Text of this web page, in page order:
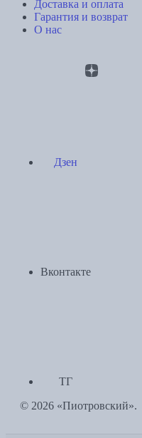
Доставка и оплата
Гарантия и возврат
О нас
Дзен
Вконтакте
ТГ
© 2026 «Пиотровский».